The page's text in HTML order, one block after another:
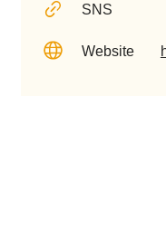
SNS
Website